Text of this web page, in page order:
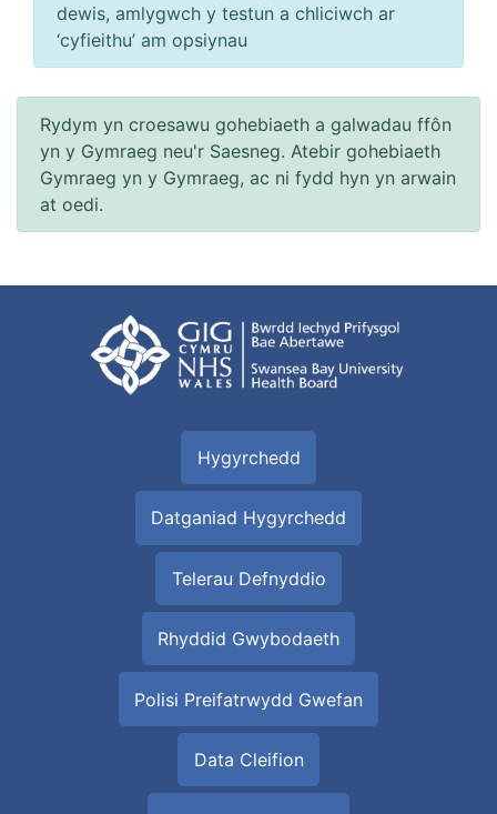
dewis, amlygwch y testun a chliciwch ar
‘cyfieithu’ am opsiynau
Rydym yn croesawu gohebiaeth a galwadau ffôn
yn y Gymraeg neu'r Saesneg. Atebir gohebiaeth
Gymraeg yn y Gymraeg, ac ni fydd hyn yn arwain
at oedi.
Hygyrchedd
Datganiad Hygyrchedd
Telerau Defnyddio
Rhyddid Gwybodaeth
Polisi Preifatrwydd Gwefan
Data Cleifion